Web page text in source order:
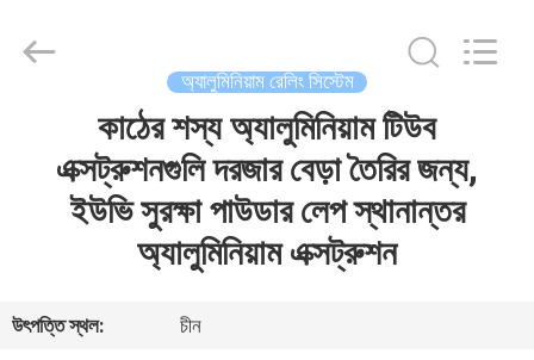
প্রদর্শন
Rights
অ্যালুমিনিয়াম রেলিং সিস্টেম
কাঠের শস্য অ্যালুমিনিয়াম টিউব
এক্সট্রুশনগুলি দরজার বেড়া তৈরির জন্য,
ইউভি সুরক্ষা পাউডার লেপ স্থানান্তর
অ্যালুমিনিয়াম এক্সট্রুশন
উৎপত্তি স্থল:
চীন